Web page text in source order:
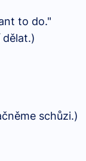
to do."
schůzi.)